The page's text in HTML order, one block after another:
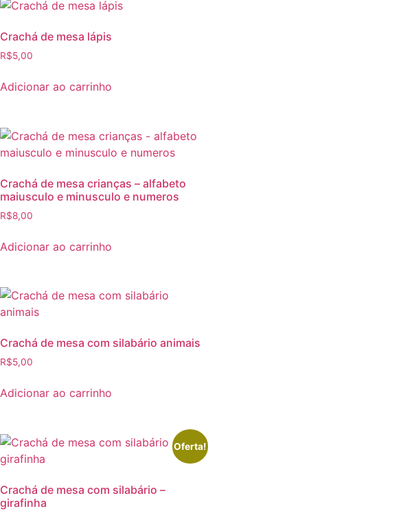
Crachá de mesa lápis
R$5,00
Adicionar ao carrinho
Crachá de mesa crianças – alfabeto
maiusculo e minusculo e numeros
R$8,00
Adicionar ao carrinho
Crachá de mesa com silabário animais
R$5,00
Adicionar ao carrinho
Oferta!
Crachá de mesa com silabário –
girafinha